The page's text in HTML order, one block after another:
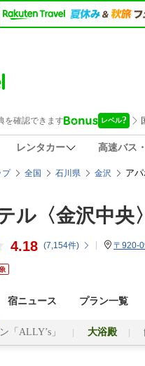
レンタカー 高速バス
プ 全国 石川県 金沢 ア
ル〈金沢中央〉
4.18 (7,154件) 〒920-
宿ニュース プラン一覧
「ALLY’s」 大浴殿